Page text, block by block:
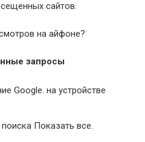
сайтов.
на айфоне?
запросы
Google. на устройстве
Показать все.